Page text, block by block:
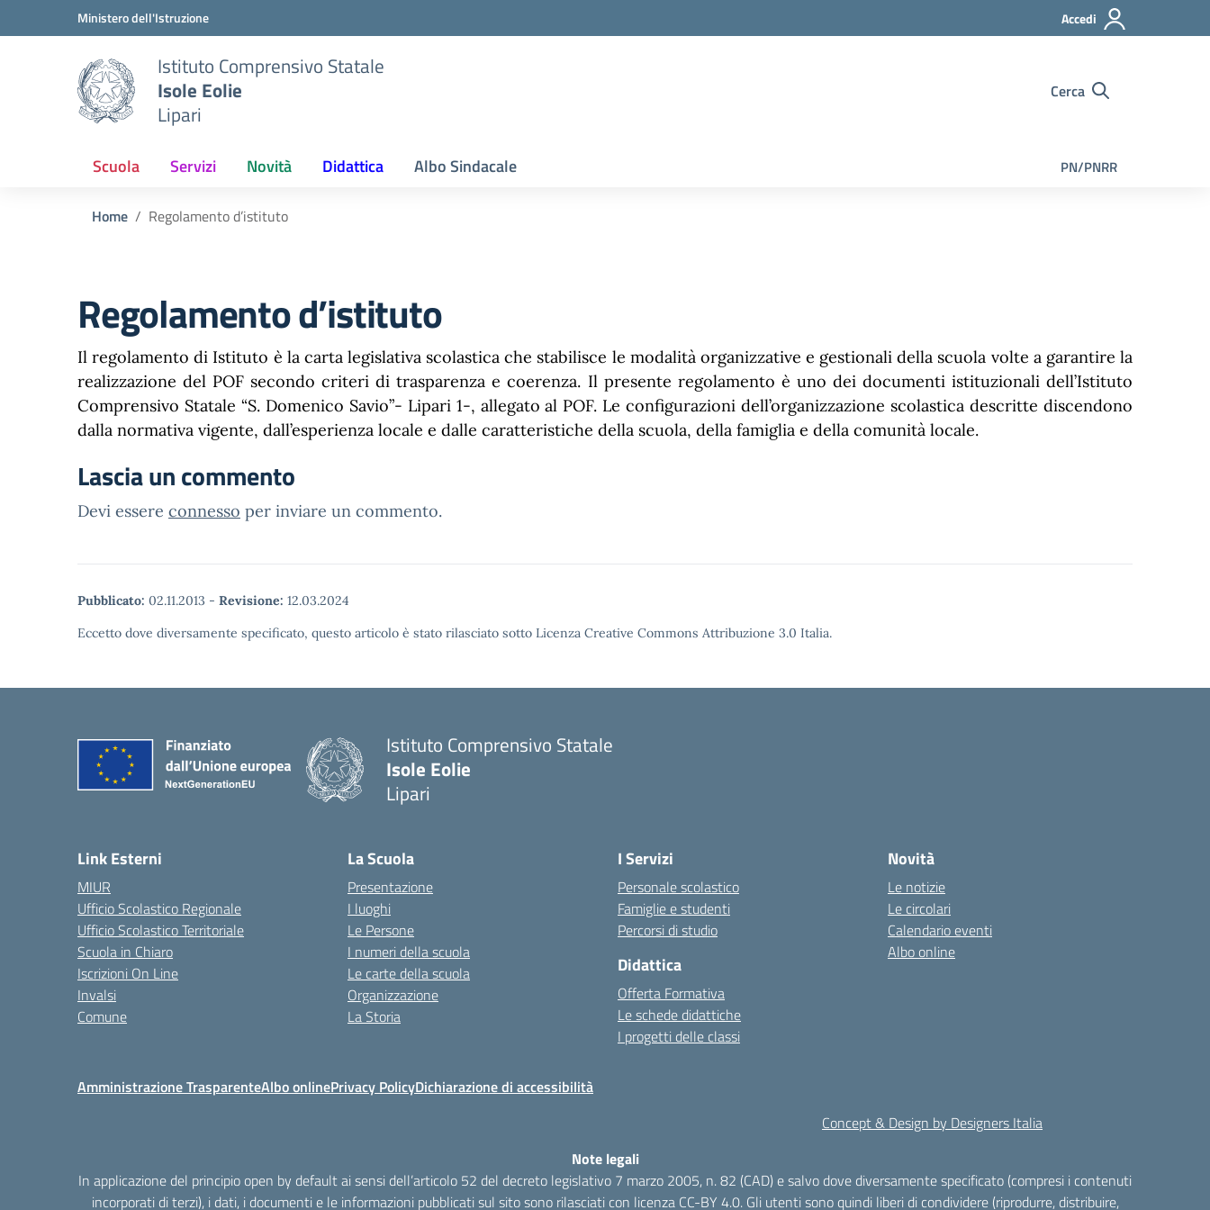
Vai ai contenuti
Vai al menu di navigazione
Ministero dell'Istruzione Accedi
Istituto Comprensivo Statale
Isole Eolie
Lipari
Cerca
Scuola Servizi Novità Didattica Albo Sindacale PN/PNRR
Home Regolamento d’istituto
Regolamento d’istituto
Il regolamento di Istituto è la carta legislativa scolastica che stabilisce le modalità organizzative e gestionali della scuola volte a garantire la
realizzazione del POF secondo criteri di trasparenza e coerenza. Il presente regolamento è uno dei documenti istituzionali dell’Istituto
Comprensivo Statale “S. Domenico Savio”- Lipari 1-, allegato al POF. Le configurazioni dell’organizzazione scolastica descritte discendono
dalla normativa vigente, dall’esperienza locale e dalle caratteristiche della scuola, della famiglia e della comunità locale.
Lascia un commento
Devi essere connesso per inviare un commento.
Pubblicato: 02.11.2013 - Revisione: 12.03.2024
Eccetto dove diversamente specificato, questo articolo è stato rilasciato sotto Licenza Creative Commons Attribuzione 3.0 Italia.
Istituto Comprensivo Statale
Isole Eolie
Lipari
Link Esterni
MIUR
Ufficio Scolastico Regionale
Ufficio Scolastico Territoriale
Scuola in Chiaro
Iscrizioni On Line
Invalsi
Comune
La Scuola
Presentazione
I luoghi
Le Persone
I numeri della scuola
Le carte della scuola
Organizzazione
La Storia
I Servizi
Personale scolastico
Famiglie e studenti
Percorsi di studio
Didattica
Offerta Formativa
Le schede didattiche
I progetti delle classi
Novità
Le notizie
Le circolari
Calendario eventi
Albo online
Amministrazione TrasparenteAlbo onlinePrivacy PolicyDichiarazione di accessibilità
Concept & Design by Designers Italia
Note legali
In applicazione del principio open by default ai sensi dell’articolo 52 del decreto legislativo 7 marzo 2005, n. 82 (CAD) e salvo dove diversamente specificato (compresi i contenuti
incorporati di terzi), i dati, i documenti e le informazioni pubblicati sul sito sono rilasciati con licenza CC-BY 4.0. Gli utenti sono quindi liberi di condividere (riprodurre, distribuire,